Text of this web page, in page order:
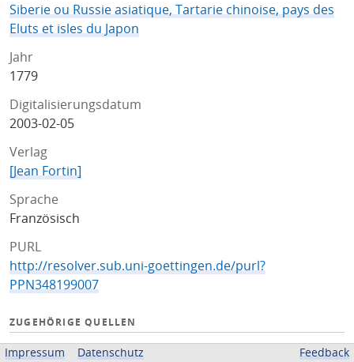
Siberie ou Russie asiatique, Tartarie chinoise, pays des
Eluts et isles du Japon
Jahr
1779
Digitalisierungsdatum
2003-02-05
Verlag
[Jean Fortin]
Sprache
Französisch
PURL
http://resolver.sub.uni-goettingen.de/purl?
PPN348199007
ZUGEHÖRIGE QUELLEN
OPAC
Impressum Datenschutz Feedback